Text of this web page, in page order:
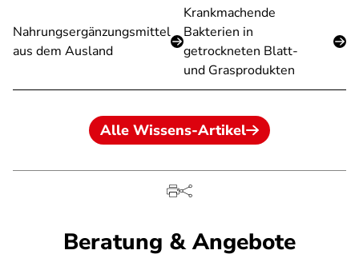
Nahrungsergänzungsmittel
aus dem Ausland
Krankmachende
Bakterien in
getrockneten Blatt-
und Grasprodukten
Alle Wissens-Artikel
Beratung & Angebote